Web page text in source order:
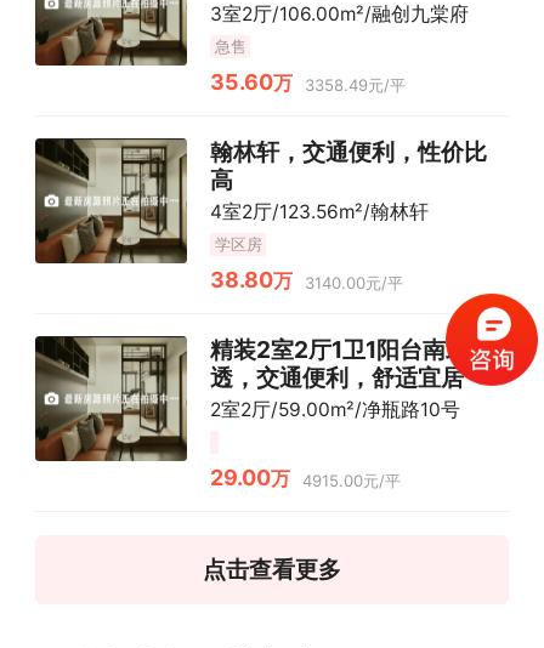
3室2厅/106.00m²/融创九棠府
急售
35.60万 3358.49元/平
翰林轩，交通便利，性价比
高
4室2厅/123.56m²/翰林轩
学区房
38.80万 3140.00元/平
精装2室2厅1卫1阳台南北通
透，交通便利，舒适宜居
2室2厅/59.00m²/净瓶路10号
29.00万 4915.00元/平
点击查看更多